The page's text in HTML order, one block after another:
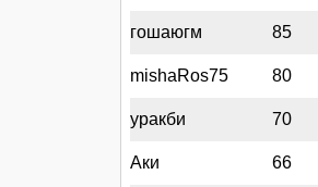
гошаюгм 85
mishaRos75 80
уракби 70
Аки 66